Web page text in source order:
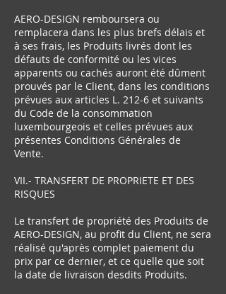
AERO-DESIGN remboursera ou
remplacera dans les plus brefs délais et
à ses frais, les Produits livrés dont les
défauts de conformité ou les vices
apparents ou cachés auront été dûment
prouvés par le Client, dans les conditions
prévues aux articles L. 212-6 et suivants
du Code de la consommation
luxembourgeois et celles prévues aux
présentes Conditions Générales de
Vente.
VII.- TRANSFERT DE PROPRIETE ET DES
RISQUES
Le transfert de propriété des Produits de
AERO-DESIGN, au profit du Client, ne sera
réalisé qu'après complet paiement du
prix par ce dernier, et ce quelle que soit
la date de livraison desdits Produits.